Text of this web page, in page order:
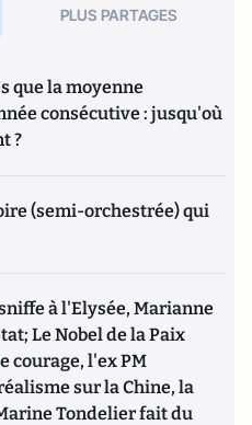
PLUS PARTAGES
que la moyenne
consécutive : jusqu'où
?
(semi-orchestrée) qui
à l'Elysée, Marianne
Le Nobel de la Paix
courage, l'ex PM
sur la Chine, la
Tondelier fait du